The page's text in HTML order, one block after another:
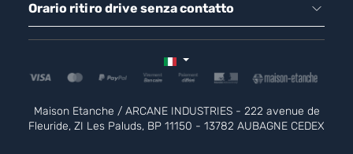
Orario ritiro drive senza contatto
Maison Etanche / ARCANE INDUSTRIES - 222 avenue de
Fleuride, ZI Les Paluds, BP 11150 - 13782 AUBAGNE CEDEX